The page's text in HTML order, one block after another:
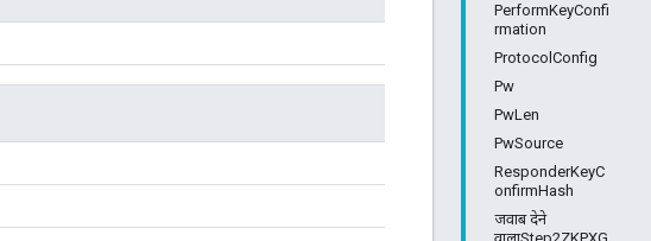
PerformKeyConfi
rmation
ProtocolConfig
Pw
PwLen
PwSource
ResponderKeyC
onfirmHash
जवाब देने